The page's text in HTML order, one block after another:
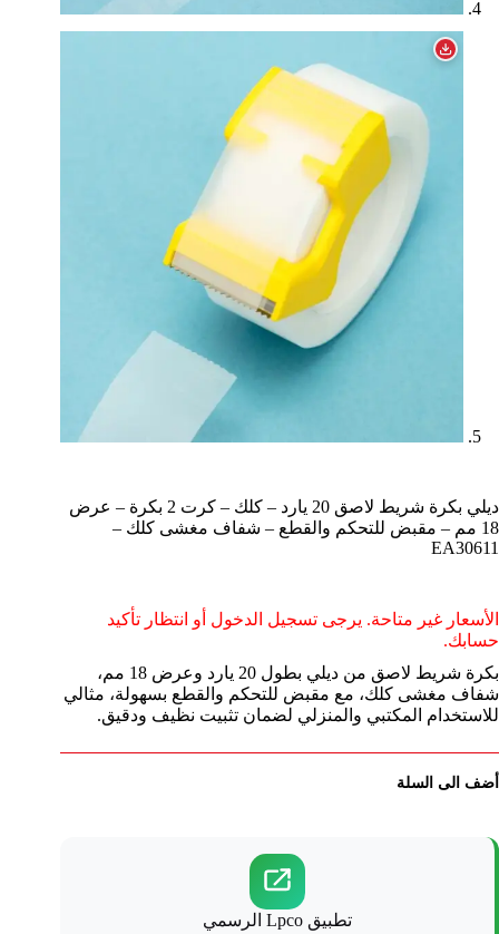
ديلي بكرة شريط لاصق 20 يارد – كلك – كرت 2 بكرة – عرض
18 مم – مقبض للتحكم والقطع – شفاف مغشى كلك –
EA30611
الأسعار غير متاحة. يرجى تسجيل الدخول أو انتظار تأكيد
حسابك.
بكرة شريط لاصق من ديلي بطول 20 يارد وعرض 18 مم،
شفاف مغشى كلك، مع مقبض للتحكم والقطع بسهولة، مثالي
للاستخدام المكتبي والمنزلي لضمان تثبيت نظيف ودقيق.
أضف الى السلة
تطبيق Lpco الرسمي